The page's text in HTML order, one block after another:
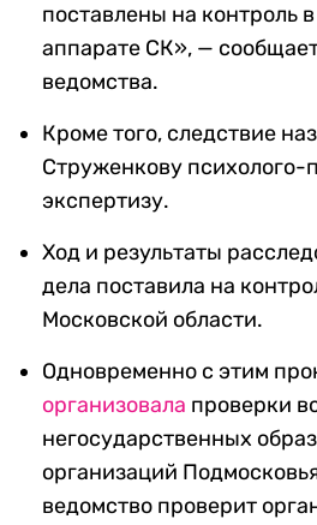
поставлены на контроль
аппарате СК», —
ведомства.
Кроме того, следствие
Струженкову психолого-
экспертизу.
Ход и результаты
дела поставила на
Московской области.
Одновременно с этим
организовала проверки
негосударственных
организаций
ведомство проверит